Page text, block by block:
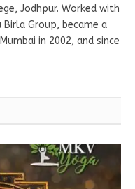
Jodhpur. Worked with
Birla Group, became a
in 2002, and since